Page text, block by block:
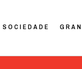
SOCIEDADE